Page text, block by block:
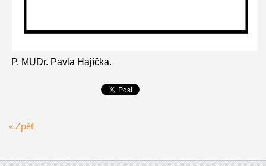
P. MUDr. Pavla Hajíčka.
« Zpět